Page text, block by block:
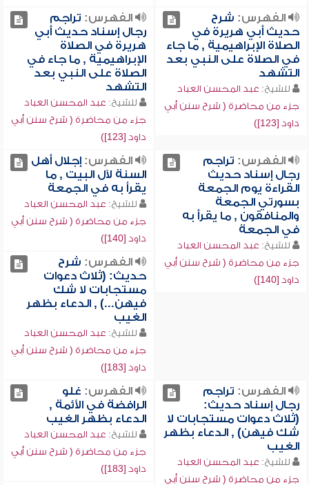
الفهرس: شرح
حديث أبي هريرة في
الصلاة الإبراهيمية , ما جاء
في الصلاة على النبي بعد
التشهد
للشيخ: عبد المحسن العباد
جزء من محاضرة ( شرح سنن أبي
داود [123])
الفهرس: تراجم
رجال إسناد حديث أبي
هريرة في الصلاة
الإبراهيمية , ما جاء في
الصلاة على النبي بعد
التشهد
للشيخ: عبد المحسن العباد
جزء من محاضرة ( شرح سنن أبي
داود [123])
الفهرس: تراجم
رجال إسناد حديث
القراءة يوم الجمعة
بسورتي الجمعة
والمنافقون , ما يقرأ به
في الجمعة
للشيخ: عبد المحسن العباد
جزء من محاضرة ( شرح سنن أبي
داود [140])
الفهرس:إجلال أهل
السنة لآل البيت , ما
يقرأ به في الجمعة
للشيخ: عبد المحسن العباد
جزء من محاضرة ( شرح سنن أبي
داود [140])
الفهرس: شرح
حديث: (ثلاث دعوات
مستجابات لا شك
فيهن...) , الدعاء بظهر
الغيب
للشيخ: عبد المحسن العباد
جزء من محاضرة ( شرح سنن أبي
داود [183])
الفهرس: تراجم
رجال إسناد حديث:
(ثلاث دعوات مستجابات لا
شك فيهن) , الدعاء بظهر
الغيب
للشيخ: عبد المحسن العباد
جزء من محاضرة ( شرح سنن أبي
الفهرس: غلو
الرافضة في الأئمة ,
الدعاء بظهر الغيب
للشيخ: عبد المحسن العباد
جزء من محاضرة ( شرح سنن أبي
داود [183])